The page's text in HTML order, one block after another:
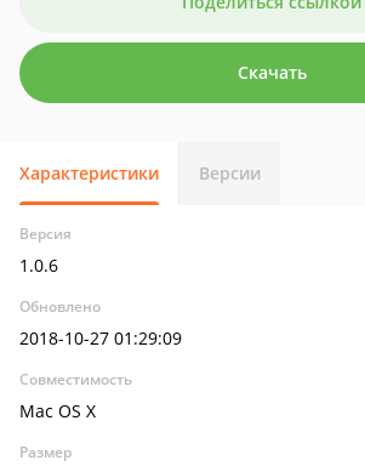
Скачать
Характеристики Версии
Версия
1.0.6
Обновлено
2018-10-27 01:29:09
Совместимость
Mac OS X
Размер